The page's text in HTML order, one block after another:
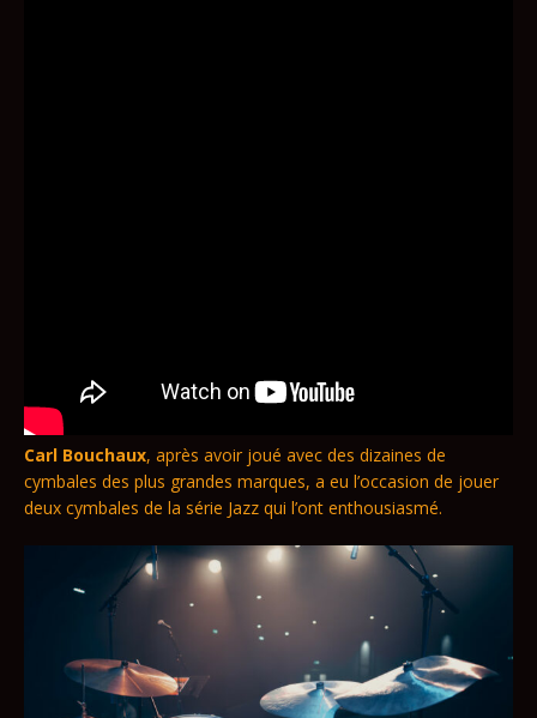
Carl Bouchaux, après avoir joué avec des dizaines de
cymbales des plus grandes marques, a eu l’occasion de jouer
deux cymbales de la série Jazz qui l’ont enthousiasmé.